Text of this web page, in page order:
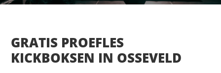
GRATIS PROEFLES
KICKBOKSEN IN OSSEVELD